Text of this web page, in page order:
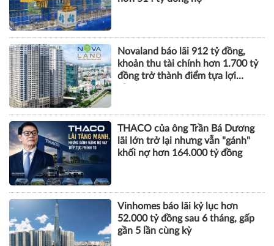
TÀI CHÍNH
Xây dựng Hòa Bình phát hành
hơn 51 triệu cổ phiếu để hoán đổi
hơn 514 tỷ đồng nợ
Novaland báo lãi 912 tỷ đồng,
khoản thu tài chính hơn 1.700 tỷ
đồng trở thành điểm tựa lợi
THACO của ông Trần Bá Dương
lãi lớn trở lại nhưng vẫn "gánh"
khối nợ hơn 164.000 tỷ đồng